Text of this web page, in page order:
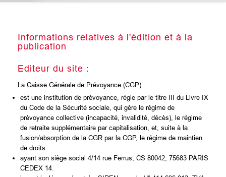
Informations relatives à l'édition et à la
publication
Editeur du site :
La Caisse Générale de Prévoyance (CGP) :
est une institution de prévoyance, régie par le titre III du Livre IX
du Code de la Sécurité sociale, qui gère le régime de
prévoyance collective (incapacité, invalidité, décès), le régime
de retraite supplémentaire par capitalisation, et, suite à la
fusion/absorption de la CGR par la CGP, le régime de maintien
de droits.
ayant son siège social 4/14 rue Ferrus, CS 80042, 75683 PARIS
CEDEX 14.